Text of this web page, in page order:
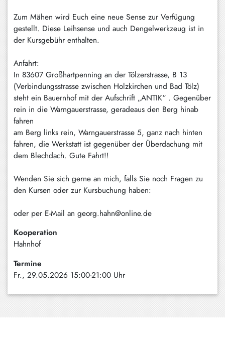
Zum Mähen wird Euch eine neue Sense zur Verfügung
gestellt. Diese Leihsense und auch Dengelwerkzeug ist in
der Kursgebühr enthalten.
Anfahrt:
In 83607 Großhartpenning an der Tölzerstrasse, B 13
(Verbindungsstrasse zwischen Holzkirchen und Bad Tölz)
steht ein Bauernhof mit der Aufschrift „ANTIK“ . Gegenüber
rein in die Warngauerstrasse, geradeaus den Berg hinab
fahren
am Berg links rein, Warngauerstrasse 5, ganz nach hinten
fahren, die Werkstatt ist gegenüber der Überdachung mit
dem Blechdach. Gute Fahrt!!
Wenden Sie sich gerne an mich, falls Sie noch Fragen zu
den Kursen oder zur Kursbuchung haben:
oder per E-Mail an georg.hahn@online.de
Kooperation
Hahnhof
Termine
Fr., 29.05.2026 15:00-21:00 Uhr